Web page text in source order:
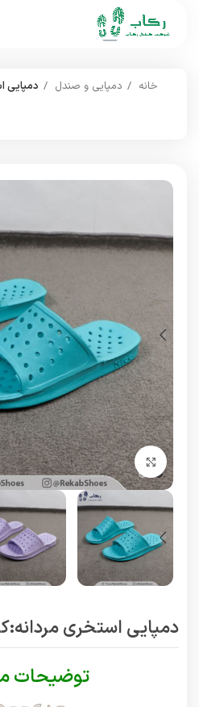
خانه دمپایی و صندل دمپایی
برای بزرگنمایی کلیک کنید
دمپایی استخری مردانه:کد 101
توضیحات